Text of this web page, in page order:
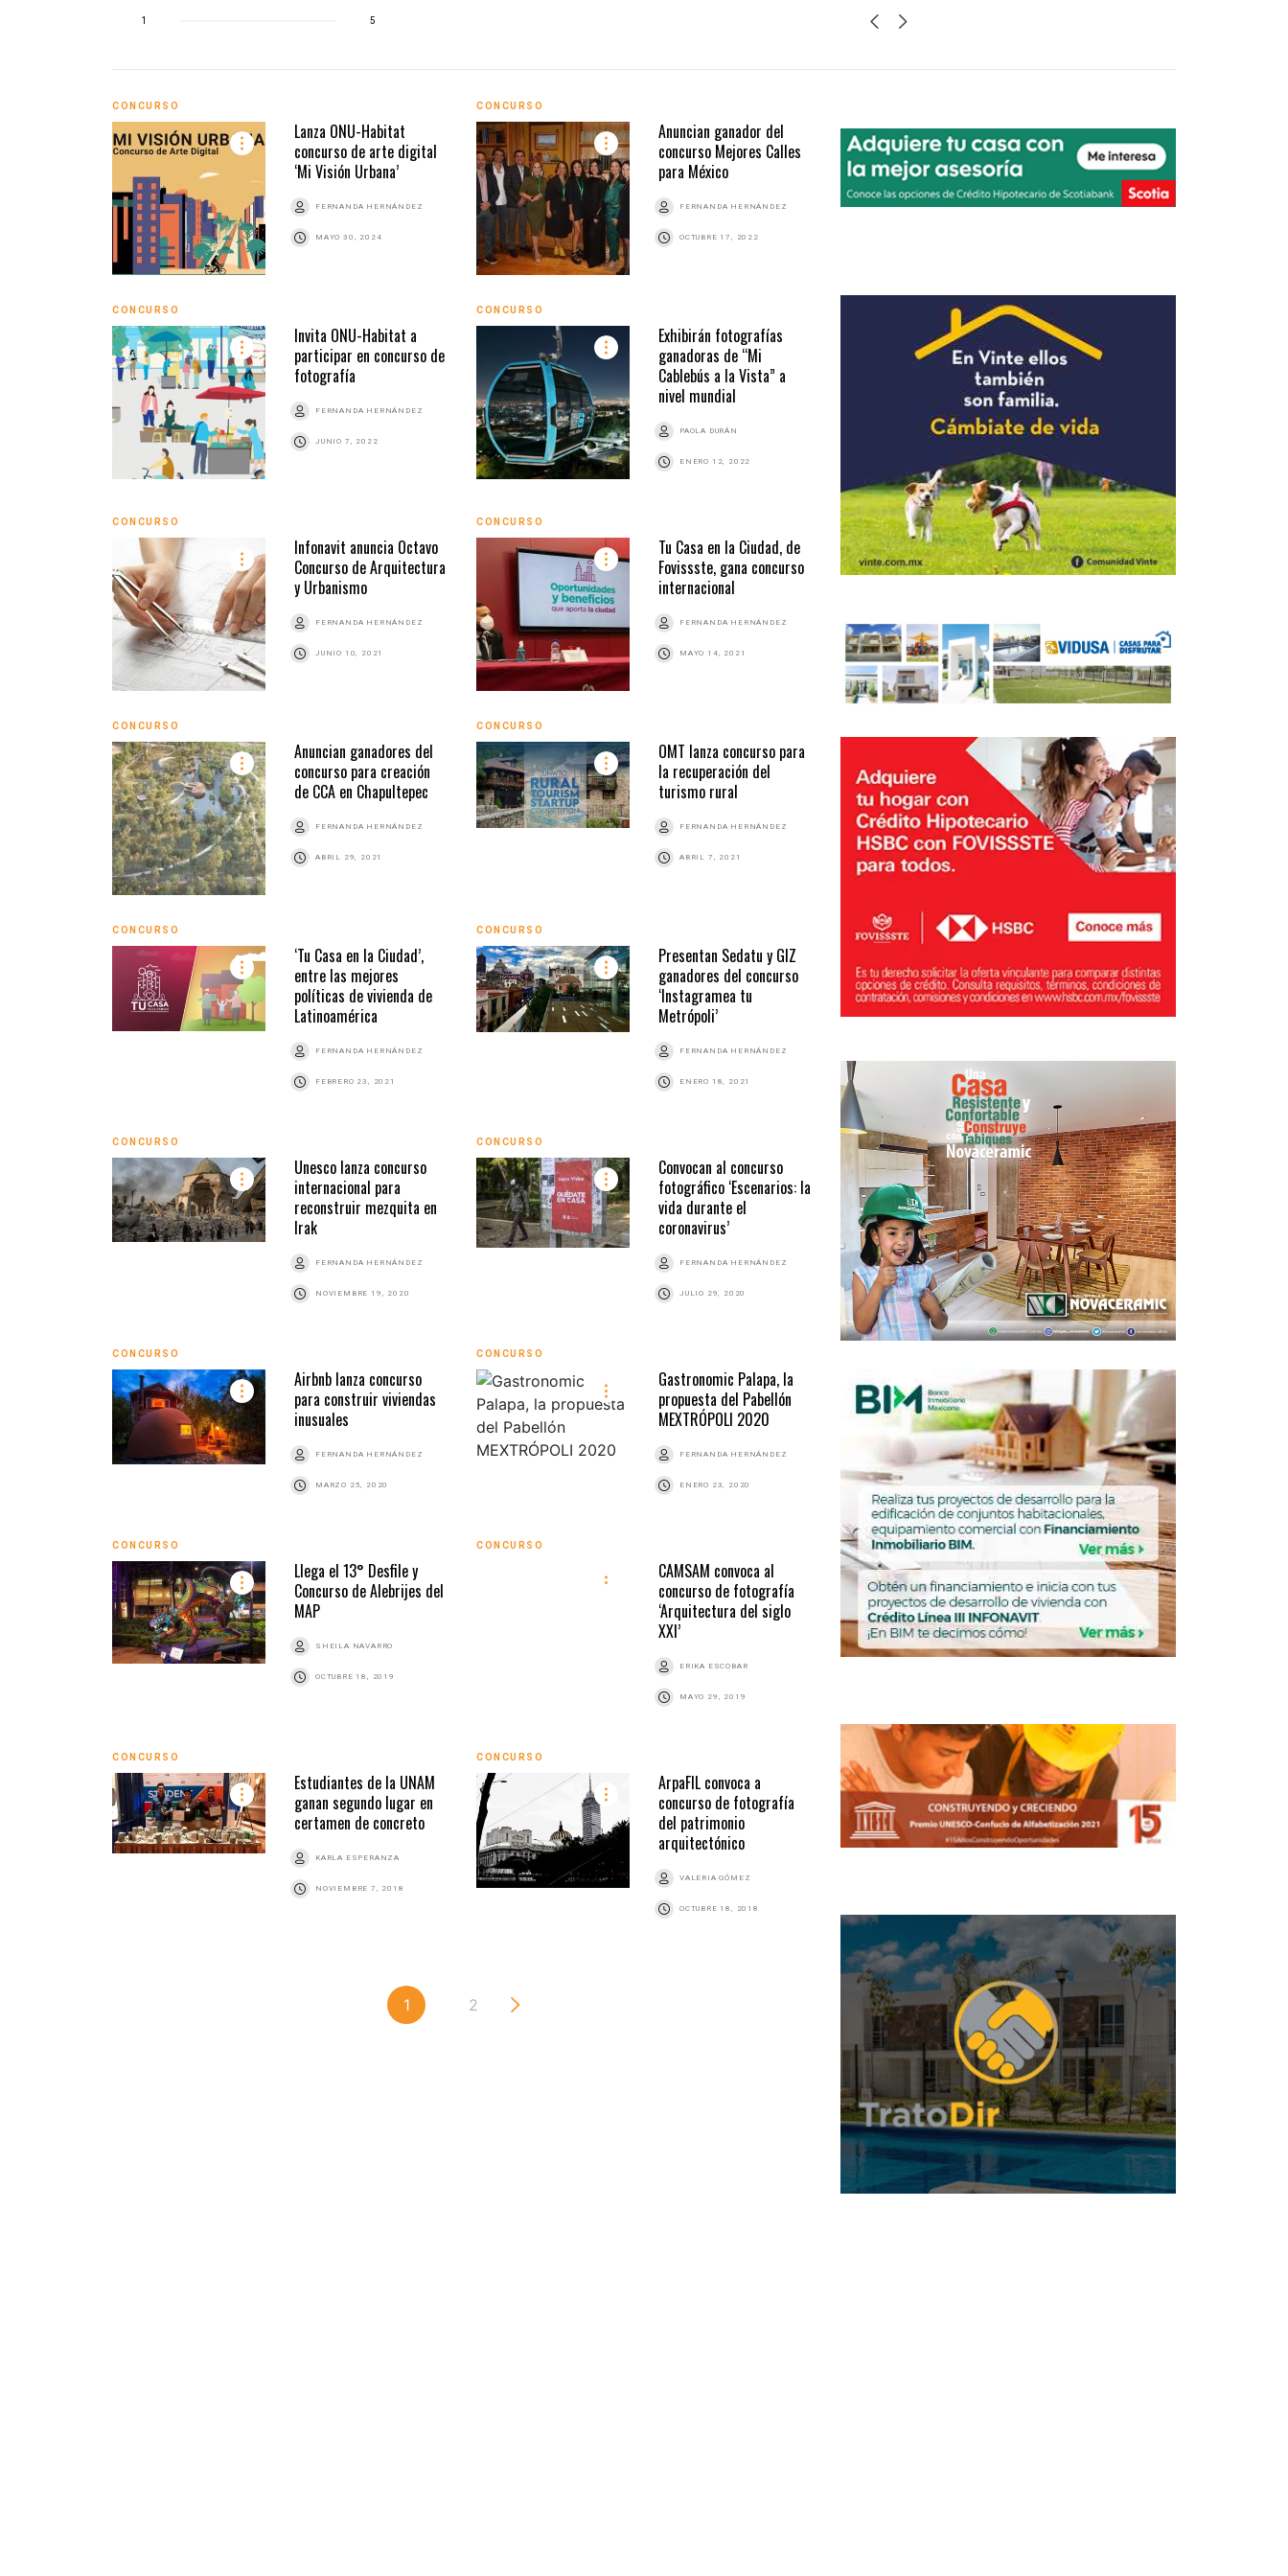
1 5
CONCURSO
Lanza ONU-Habitat
concurso de arte digital
‘Mi Visión Urbana’
FERNANDA HERNÁNDEZ
MAYO 30, 2024
CONCURSO
Anuncian ganador del
concurso Mejores Calles
para México
FERNANDA HERNÁNDEZ
OCTUBRE 17, 2022
CONCURSO
Invita ONU-Habitat a
participar en concurso de
fotografía
FERNANDA HERNÁNDEZ
JUNIO 7, 2022
CONCURSO
Exhibirán fotografías
ganadoras de “Mi
Cablebús a la Vista” a
nivel mundial
PAOLA DURÁN
ENERO 12, 2022
CONCURSO
Infonavit anuncia Octavo
Concurso de Arquitectura
y Urbanismo
FERNANDA HERNÁNDEZ
JUNIO 10, 2021
CONCURSO
Tu Casa en la Ciudad, de
Fovissste, gana concurso
internacional
FERNANDA HERNÁNDEZ
MAYO 14, 2021
CONCURSO
Anuncian ganadores del
concurso para creación
de CCA en Chapultepec
FERNANDA HERNÁNDEZ
ABRIL 29, 2021
CONCURSO
OMT lanza concurso para
la recuperación del
turismo rural
FERNANDA HERNÁNDEZ
ABRIL 7, 2021
CONCURSO
‘Tu Casa en la Ciudad’,
entre las mejores
políticas de vivienda de
Latinoamérica
FERNANDA HERNÁNDEZ
FEBRERO 23, 2021
CONCURSO
Presentan Sedatu y GIZ
ganadores del concurso
‘Instagramea tu
Metrópoli’
FERNANDA HERNÁNDEZ
ENERO 18, 2021
CONCURSO
Unesco lanza concurso
internacional para
reconstruir mezquita en
Irak
FERNANDA HERNÁNDEZ
NOVIEMBRE 19, 2020
CONCURSO
Convocan al concurso
fotográfico ‘Escenarios: la
vida durante el
coronavirus’
FERNANDA HERNÁNDEZ
JULIO 29, 2020
CONCURSO
Airbnb lanza concurso
para construir viviendas
inusuales
FERNANDA HERNÁNDEZ
MARZO 25, 2020
CONCURSO
Gastronomic Palapa, la
propuesta del Pabellón
MEXTRÓPOLI 2020
FERNANDA HERNÁNDEZ
ENERO 23, 2020
CONCURSO
Llega el 13° Desfile y
Concurso de Alebrijes del
MAP
SHEILA NAVARRO
OCTUBRE 18, 2019
CONCURSO
CAMSAM convoca al
concurso de fotografía
‘Arquitectura del siglo
XXI’
ERIKA ESCOBAR
MAYO 29, 2019
CONCURSO
Estudiantes de la UNAM
ganan segundo lugar en
certamen de concreto
KARLA ESPERANZA
NOVIEMBRE 7, 2018
CONCURSO
ArpaFIL convoca a
concurso de fotografía
del patrimonio
arquitectónico
VALERIA GÓMEZ
OCTUBRE 18, 2018
1 2